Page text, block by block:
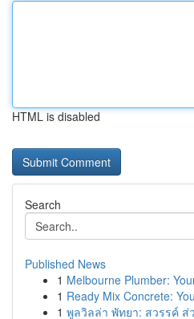
HTML is disabled
Search
Published News
1 Melbourne Plumber:
1 Ready Mix Concrete:
1 พูลวิลล่า พัทยา: สวรรค์ ส่